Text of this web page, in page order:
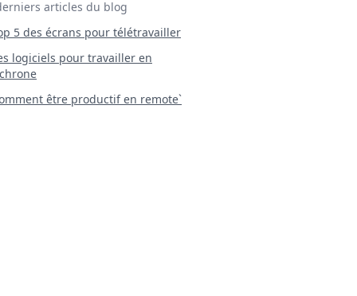
articles du blog
5 des écrans pour télétravailler
logiciels pour travailler en
être productif en remote`